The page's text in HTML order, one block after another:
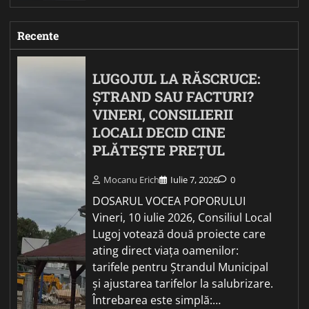
Recente
LUGOJUL LA RĂSCRUCE:
ȘTRAND SAU FACTURI?
VINERI, CONSILIERII
LOCALI DECID CINE
PLĂTEȘTE PREȚUL
Mocanu Erich Iulie 7, 2026 0
DOSARUL VOCEA POPORULUI
Vineri, 10 iulie 2026, Consiliul Local
Lugoj votează două proiecte care
ating direct viața oamenilor:
tarifele pentru Ștrandul Municipal
și ajustarea tarifelor la salubrizare.
Întrebarea este simplă:…